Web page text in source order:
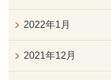
2022年1月
2021年12月